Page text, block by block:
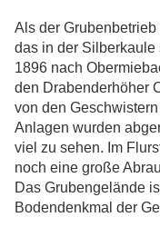
Als der
das in der Silberkaule
1896 nach
den Drabenderhöher
von den
Anlagen wurden
viel zu sehen. Im
noch eine große
Das Grubengelände
Bodendenkmal der